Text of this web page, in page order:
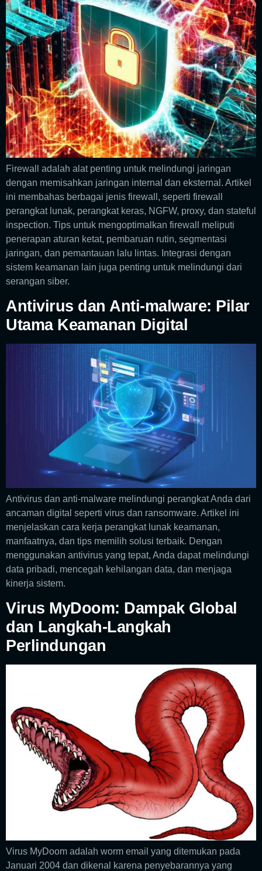
Firewall adalah alat penting untuk melindungi jaringan
dengan memisahkan jaringan internal dan eksternal. Artikel
ini membahas berbagai jenis firewall, seperti firewall
perangkat lunak, perangkat keras, NGFW, proxy, dan stateful
inspection. Tips untuk mengoptimalkan firewall meliputi
penerapan aturan ketat, pembaruan rutin, segmentasi
jaringan, dan pemantauan lalu lintas. Integrasi dengan
sistem keamanan lain juga penting untuk melindungi dari
serangan siber.
Antivirus dan Anti-malware: Pilar
Utama Keamanan Digital
Antivirus dan anti-malware melindungi perangkat Anda dari
ancaman digital seperti virus dan ransomware. Artikel ini
menjelaskan cara kerja perangkat lunak keamanan,
manfaatnya, dan tips memilih solusi terbaik. Dengan
menggunakan antivirus yang tepat, Anda dapat melindungi
data pribadi, mencegah kehilangan data, dan menjaga
kinerja sistem.
Virus MyDoom: Dampak Global
dan Langkah-Langkah
Perlindungan
Virus MyDoom adalah worm email yang ditemukan pada
Januari 2004 dan dikenal karena penyebarannya yang